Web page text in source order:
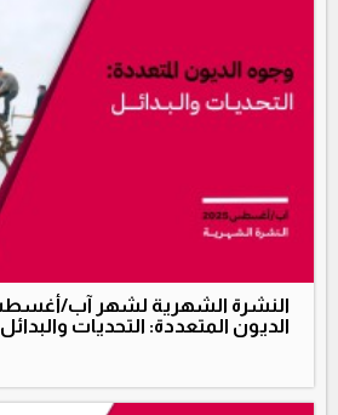
الديون المتعددة: التحديات والبدائل